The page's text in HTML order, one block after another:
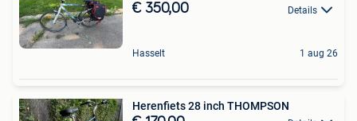
€ 350,00 Details
Hasselt 1 aug 26
Herenfiets 28 inch THOMPSON